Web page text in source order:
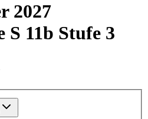
2027
11b Stufe 3